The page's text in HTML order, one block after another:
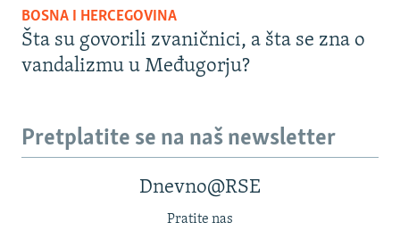
BOSNA I HERCEGOVINA
Šta su govorili zvaničnici, a šta se zna o
vandalizmu u Međugorju?
Pretplatite se na naš newsletter
Dnevno@RSE
Pratite nas